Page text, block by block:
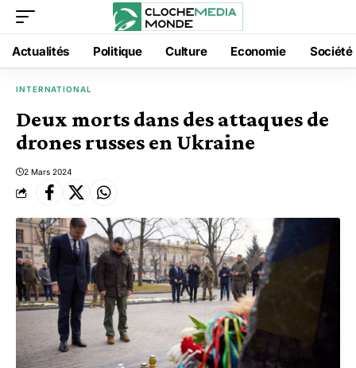
Actualités Politique Culture Economie Société
INTERNATIONAL
Deux morts dans des attaques de
drones russes en Ukraine
2 Mars 2024